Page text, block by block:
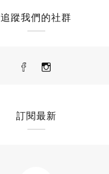
追蹤我們的社群
訂閱最新